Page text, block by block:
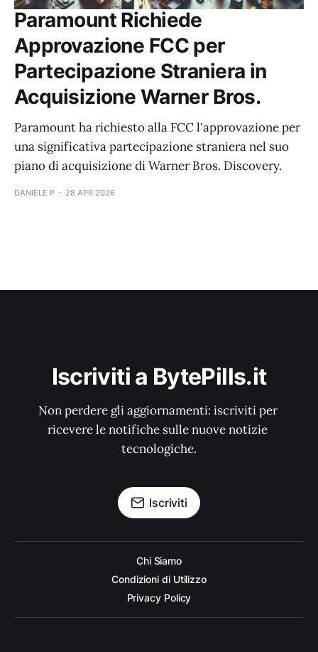
Paramount Richiede
Approvazione FCC per
Partecipazione Straniera in
Acquisizione Warner Bros.
Paramount ha richiesto alla FCC l'approvazione per
una significativa partecipazione straniera nel suo
piano di acquisizione di Warner Bros. Discovery.
DANIELE P 28 APR 2026
Iscriviti a BytePills.it
Non perdere gli aggiornamenti: iscriviti per
ricevere le notifiche sulle nuove notizie
tecnologiche.
Iscriviti
Chi Siamo
Condizioni di Utilizzo
Privacy Policy